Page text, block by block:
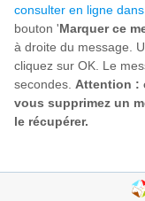
consulter en ligne
bouton ' Marquer ce
à droite du message.
cliquez sur OK. Le
secondes. Attention :
vous supprimez un
le récupérer.